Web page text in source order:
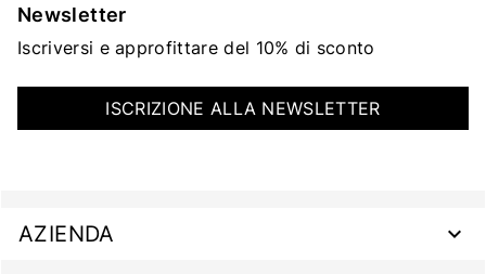
Newsletter
Iscriversi e approfittare del 10% di sconto
ISCRIZIONE ALLA NEWSLETTER
AZIENDA